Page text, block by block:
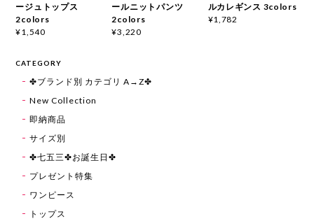
ージュトップス
2colors
¥1,540
ールニットパンツ
2colors
¥3,220
ルカレギンス 3colors
¥1,782
CATEGORY
✤ブランド別 カテゴリ A→Z✤
New Collection
即納商品
サイズ別
✤七五三✤お誕生日✤
プレゼント特集
ワンピース
トップス